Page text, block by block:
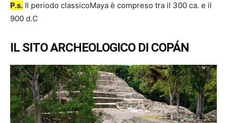
P.s. Il periodo classicoMaya è compreso tra il 300 ca. e il
900 d.C
IL SITO ARCHEOLOGICO DI COPÁN